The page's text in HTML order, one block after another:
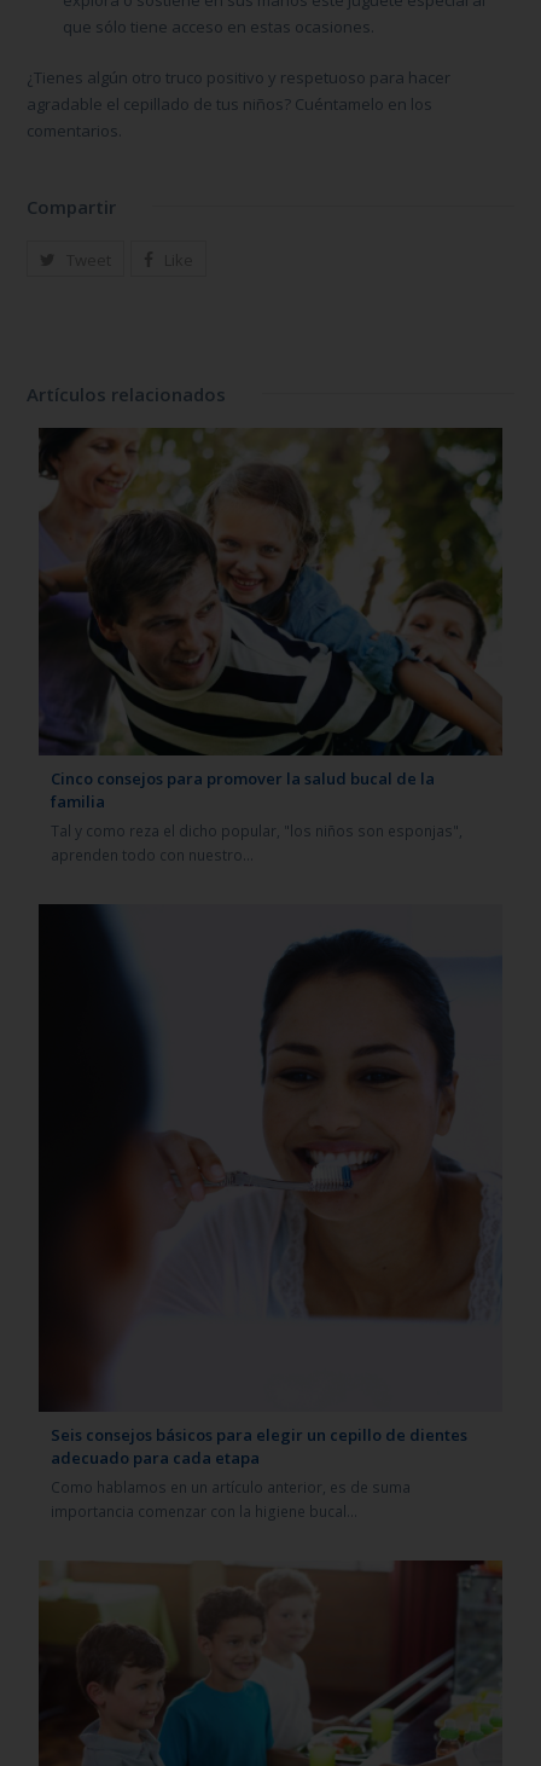
que sólo tiene acceso en estas ocasiones.
¿Tienes algún otro truco positivo y respetuoso para hacer
agradable el cepillado de tus niños? Cuéntamelo en los
comentarios.
Compartir
Artículos relacionados
Cinco consejos para promover la salud bucal de la
familia
Tal y como reza el dicho popular, "los niños son esponjas",
aprenden todo con nuestro…
Seis consejos básicos para elegir un cepillo de dientes
adecuado para cada etapa
Como hablamos en un artículo anterior, es de suma
importancia comenzar con la higiene bucal…